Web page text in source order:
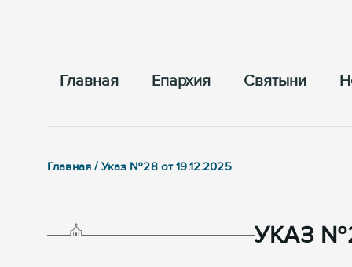
Главная Епархия Cвятыни
Главная / Указ №28 от 19.12.2025
УКАЗ